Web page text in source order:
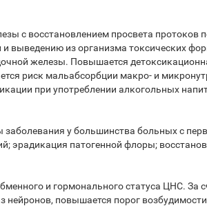
с восстановлением просвета протоков
выведению из организма токсических
железы. Повышается
риск мальабсорбции макро- и
при употреблении алкогольных
у большинства больных с
эрадикация патогенной флоры;
и гормонального статуса ЦНС. За
нейронов, повышается порог